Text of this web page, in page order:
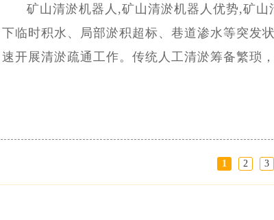
矿山清淤机器人,矿山清淤机器人优势,矿山
下临时积水、局部淤积超标、巷道渗水等突发
速开展清淤疏通工作。传统人工清淤筹备繁琐
清淤机器人正是为此研发生产。那么这款矿山
1 2 3